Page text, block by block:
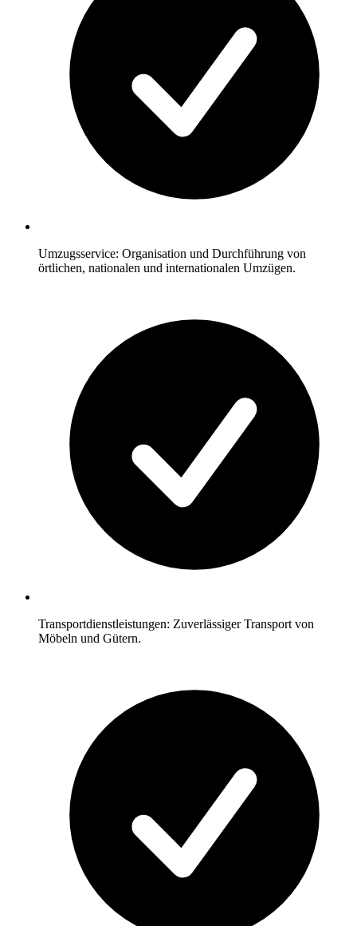
Umzugsservice: Organisation und Durchführung von
örtlichen, nationalen und internationalen Umzügen.
Transportdienstleistungen: Zuverlässiger Transport von
Möbeln und Gütern.